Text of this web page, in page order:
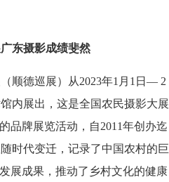
东摄影成绩斐然
顺德巡展）从2023年1月1日— 2
内展出，这是全国农民摄影大展
品牌展览活动，自2011年创办迄
时代变迁，记录了中国农村的巨
展成果，推动了乡村文化的健康